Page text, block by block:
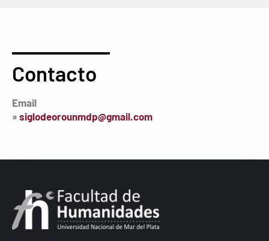
Contacto
Email
» siglodeorounmdp@gmail.com